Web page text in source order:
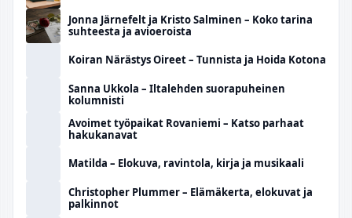
Jonna Järnefelt ja Kristo Salminen – Koko tarina
suhteesta ja avioeroista
Koiran Närästys Oireet – Tunnista ja Hoida Kotona
Sanna Ukkola – Iltalehden suorapuheinen
kolumnisti
Avoimet työpaikat Rovaniemi – Katso parhaat
hakukanavat
Matilda – Elokuva, ravintola, kirja ja musikaali
Christopher Plummer – Elämäkerta, elokuvat ja
palkinnot